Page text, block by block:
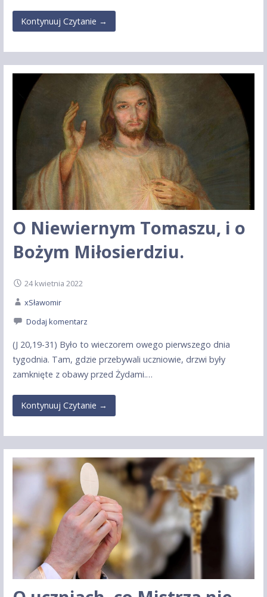
Kontynuuj Czytanie →
O Niewiernym Tomaszu, i o
Bożym Miłosierdziu.
24 kwietnia 2022
xSławomir
Dodaj komentarz
(J 20,19-31) Było to wieczorem owego pierwszego dnia
tygodnia. Tam, gdzie przebywali uczniowie, drzwi były
zamknięte z obawy przed Żydami.…
Kontynuuj Czytanie →